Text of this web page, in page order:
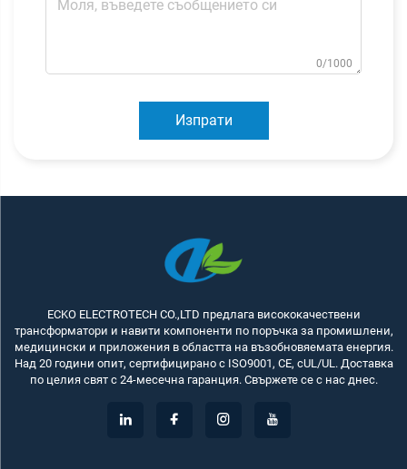
0/1000
Изпрати
ECKO ELECTROTECH CO.,LTD предлага висококачествени
трансформатори и навити компоненти по поръчка за промишлени,
медицински и приложения в областта на възобновяемата енергия.
Над 20 години опит, сертифицирано с ISO9001, CE, cUL/UL. Доставка
по целия свят с 24-месечна гаранция. Свържете се с нас днес.